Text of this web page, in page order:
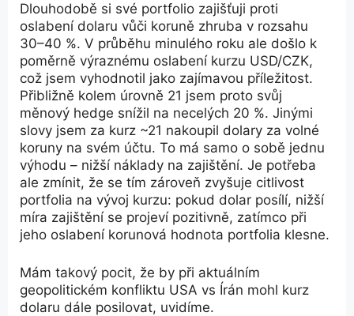
Dlouhodobě si své portfolio zajišťuji proti
oslabení dolaru vůči koruně zhruba v rozsahu
30–40 %. V průběhu minulého roku ale došlo k
poměrně výraznému oslabení kurzu USD/CZK,
což jsem vyhodnotil jako zajímavou příležitost.
Přibližně kolem úrovně 21 jsem proto svůj
měnový hedge snížil na necelých 20 %. Jinými
slovy jsem za kurz ~21 nakoupil dolary za volné
koruny na svém účtu. To má samo o sobě jednu
výhodu – nižší náklady na zajištění. Je potřeba
ale zmínit, že se tím zároveň zvyšuje citlivost
portfolia na vývoj kurzu: pokud dolar posílí, nižší
míra zajištění se projeví pozitivně, zatímco při
jeho oslabení korunová hodnota portfolia klesne.
Mám takový pocit, že by při aktuálním
geopolitickém konfliktu USA vs Írán mohl kurz
dolaru dále posilovat, uvidíme.